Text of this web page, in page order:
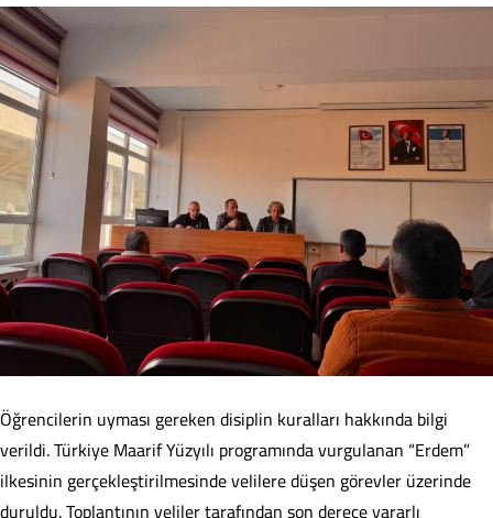
Öğrencilerin uyması gereken disiplin kuralları hakkında bilgi
verildi. Türkiye Maarif Yüzyılı programında vurgulanan “Erdem”
ilkesinin gerçekleştirilmesinde velilere düşen görevler üzerinde
duruldu. Toplantının veliler tarafından son derece yararlı